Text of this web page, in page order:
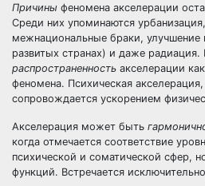
Причины феномена акселерации
Среди них упоминаются
межнациональные браки, улучшение
развитых странах) и даже радиация.
распространенность акселерации
феномена. Психическая
сопровождается ускорением
Акселерация может быть
когда отмечается соответствие
психической и соматической сфер,
функций. Встречается